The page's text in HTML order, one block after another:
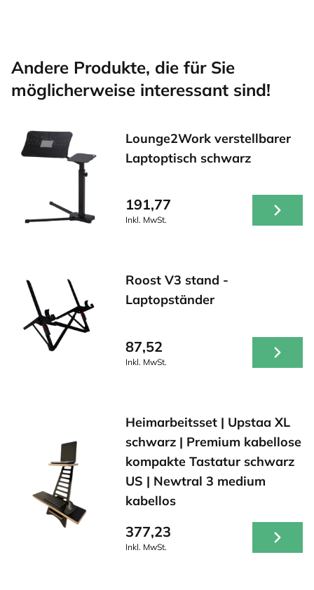
Andere Produkte, die für Sie
möglicherweise interessant sind!
Lounge2Work verstellbarer
Laptoptisch schwarz
191,77
Inkl. MwSt.
Roost V3 stand -
Laptopständer
87,52
Inkl. MwSt.
Heimarbeitsset | Upstaa XL
schwarz | Premium kabellose
kompakte Tastatur schwarz
US | Newtral 3 medium
kabellos
377,23
Inkl. MwSt.